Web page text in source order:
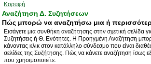
Κορυφή
Αναζήτηση Δ. Συζητήσεων
Πώς μπορώ να αναζητήσω μια ή
Εισάγετε μια συνθήκη αναζήτησης στην σχετική σελίδα
Συζητήσεις ή Θ. Ενότητες. Η Προηγμένη Αναζήτηση
κάνοντας κλικ στον κατάλληλο σύνδεσμο που είναι
σελίδες της Συζήτησης. Πώς να κάνετε αναζήτηση ίσως
που χρησιμοποιείτε.